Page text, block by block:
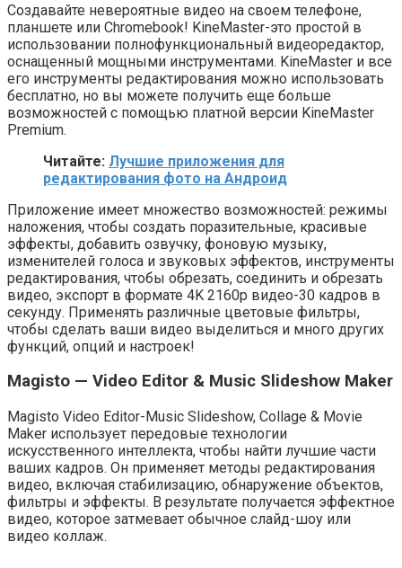
Создавайте невероятные видео на своем телефоне,
планшете или Chromebook! KineMaster-это простой в
использовании полнофункциональный видеоредактор,
оснащенный мощными инструментами. KineMaster и все
его инструменты редактирования можно использовать
бесплатно, но вы можете получить еще больше
возможностей с помощью платной версии KineMaster
Premium.
Читайте: Лучшие приложения для
редактирования фото на Андроид
Приложение имеет множество возможностей: режимы
наложения, чтобы создать поразительные, красивые
эффекты, добавить озвучку, фоновую музыку,
изменителей голоса и звуковых эффектов, инструменты
редактирования, чтобы обрезать, соединить и обрезать
видео, экспорт в формате 4K 2160p видео-30 кадров в
секунду. Применять различные цветовые фильтры,
чтобы сделать ваши видео выделиться и много других
функций, опций и настроек!
Magisto — Video Editor & Music Slideshow Maker
Magisto Video Editor-Music Slideshow, Collage & Movie
Maker использует передовые технологии
искусственного интеллекта, чтобы найти лучшие части
ваших кадров. Он применяет методы редактирования
видео, включая стабилизацию, обнаружение объектов,
фильтры и эффекты. В результате получается эффектное
видео, которое затмевает обычное слайд-шоу или
видео коллаж.